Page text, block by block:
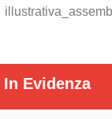
In Evidenza